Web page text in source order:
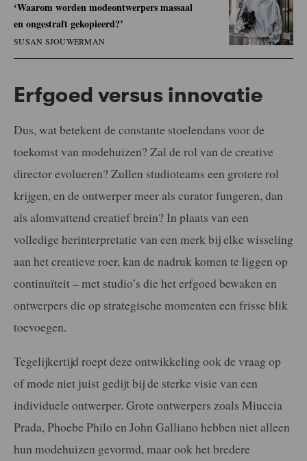
‘Waarom worden modeontwerpers massaal
en ongestraft gekopieerd?’
SUSAN SJOUWERMAN
Erfgoed versus innovatie
Dus, wat betekent de constante stoelendans voor de
toekomst van modehuizen? Zal de rol van de creative
director evolueren? Zullen studioteams een grotere rol
krijgen, en de ontwerper meer als curator fungeren, dan
als alomvattend creatief brein? In plaats van een
volledige herinterpretatie van een merk bij elke wisseling
aan het creatieve roer, kan de nadruk komen te liggen op
continuïteit – met studio’s die het erfgoed bewaken en
ontwerpers die op strategische momenten een frisse blik
toevoegen.
Tegelijkertijd roept deze ontwikkeling ook de vraag op
of mode niet juist gedijt bij de sterke visie van een
individuele ontwerper. Grote ontwerpers zoals Miuccia
Prada, Phoebe Philo en John Galliano hebben niet alleen
hun modehuizen gevormd, maar ook het bredere